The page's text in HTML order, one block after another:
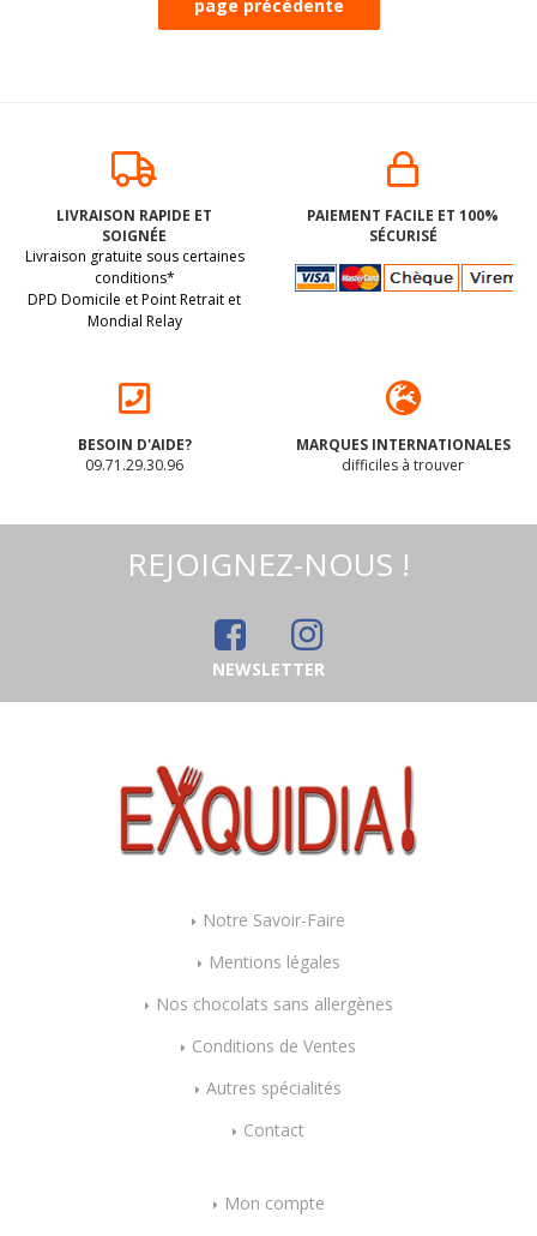
LIVRAISON RAPIDE ET
SOIGNÉE
Livraison gratuite sous certaines
conditions*
DPD Domicile et Point Retrait et
Mondial Relay
PAIEMENT FACILE ET 100%
SÉCURISÉ
BESOIN D'AIDE?
09.71.29.30.96
MARQUES INTERNATIONALES
difficiles à trouver
REJOIGNEZ-NOUS !
NEWSLETTER
Notre Savoir-Faire
Mentions légales
Nos chocolats sans allergènes
Conditions de Ventes
Autres spécialités
Contact
Mon compte